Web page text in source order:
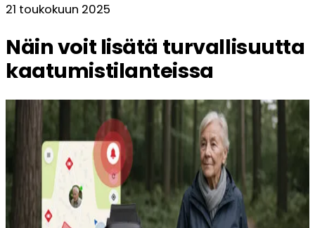
21 toukokuun 2025
Näin voit lisätä turvallisuutta
kaatumistilanteissa